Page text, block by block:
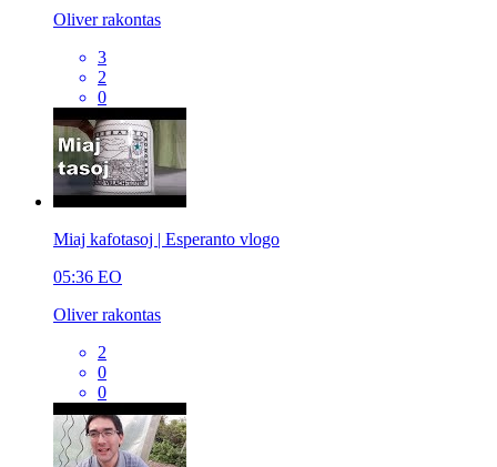
Oliver rakontas
3
2
0
Miaj kafotasoj | Esperanto vlogo
05:36 EO
Oliver rakontas
2
0
0